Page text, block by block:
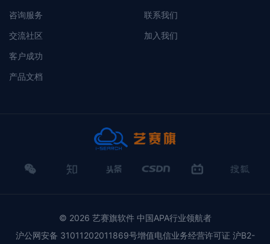
咨询服务
交流社区
客户成功
产品文档
联系我们
加入我们
CSDN
© 2026 艺赛旗软件 中国APA行业领航者
沪公网安备 31011202011869号增值电信业务经营许可证 沪B2-